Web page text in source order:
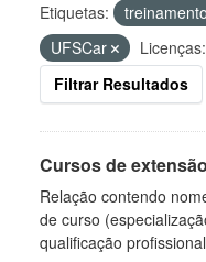
Etiquetas: treinamento
UFSCar
Licenças:
Filtrar Resultados
Cursos de
Relação contendo
de curso
qualificação